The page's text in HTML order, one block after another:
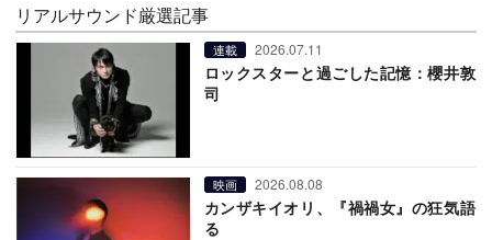
リアルサウンド厳選記事
連載 2026.07.11
ロックスターと過ごした記憶：櫻井敦
司
映画 2026.08.08
カンザキイオリ、『禍禍女』の狂気語
る